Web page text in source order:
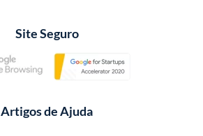
Site Seguro
Artigos de Ajuda